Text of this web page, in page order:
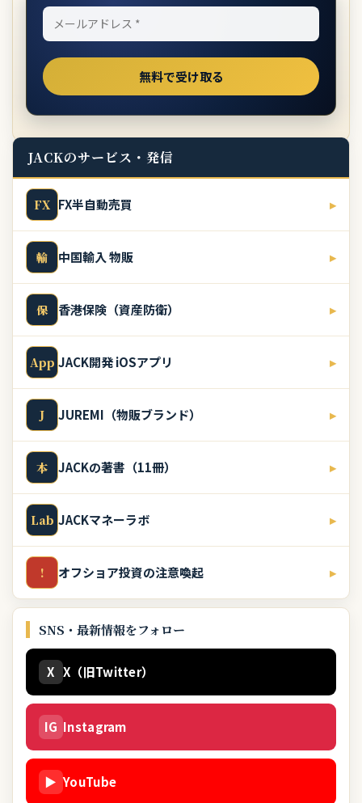
JACKのサービス・発信
FX FX半自動売買 ▸
輸 中国輸入 物販 ▸
保 香港保険（資産防衛） ▸
App JACK開発 iOSアプリ ▸
J JUREMI（物販ブランド） ▸
本 JACKの著書（11冊） ▸
Lab JACKマネーラボ ▸
! オフショア投資の注意喚起 ▸
SNS・最新情報をフォロー
X X（旧Twitter）
IG Instagram
▶ YouTube